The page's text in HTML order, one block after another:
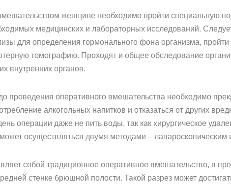
женщине необходимо пройти специальную
медицинских и лабораторных исследований.
для определения гормонального фона организма, пройти
томографию. Проходят и общее обследование
внутренних органов.
проведения оперативного вмешательства необходимо
алкогольных напитков и отказаться от других
операции даже не пить воды, так как хирургическое
осуществляться двумя методами – лапароскопическим
собой традиционное оперативное вмешательство, в
стенке брюшной полости. Такой разрез может